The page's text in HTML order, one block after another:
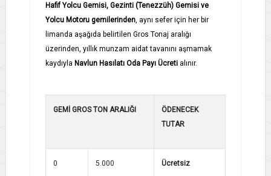
Hafif Yolcu Gemisi, Gezinti (Tenezzüh) Gemisi ve
Yolcu Motoru gemilerinden, aynı sefer için her bir
limanda aşağıda belirtilen Gros Tonaj aralığı
üzerinden, yıllık munzam aidat tavanını aşmamak
kaydıyla Navlun Hasılatı Oda Payı Ücreti alınır.
GEMİ GROS TON ARALIĞI
ÖDENECEK
TUTAR
0 5.000 Ücretsiz